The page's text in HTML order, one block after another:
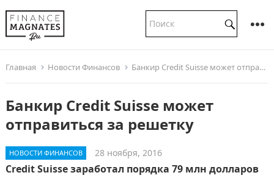
Главная Новости Финансов Банкир Credit Suisse может отправиться за решетку
Банкир Credit Suisse может
отправиться за решетку
НОВОСТИ ФИНАНСОВ 28 ноября, 2016
Credit Suisse заработал порядка 79 млн долларов